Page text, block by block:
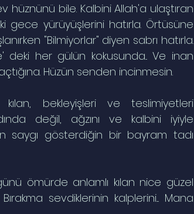
hüznünü bile. Kalbini Allah'a ulaştıran
gece yürüyüşlerini hatırla. Örtüsüne
"Bilmiyorlar" diyen sabrı hatırla.
her gülün kokusunda... Ve inan
Hüzün senden incinmesin.
bekleyişleri ve teslimiyetleri
değil, ağzını ve kalbini iyiyle
saygı gösterdiğin bir bayram tadı
ömürde anlamlı kılan nice güzel
sevdiklerinin kalplerini.... Mana